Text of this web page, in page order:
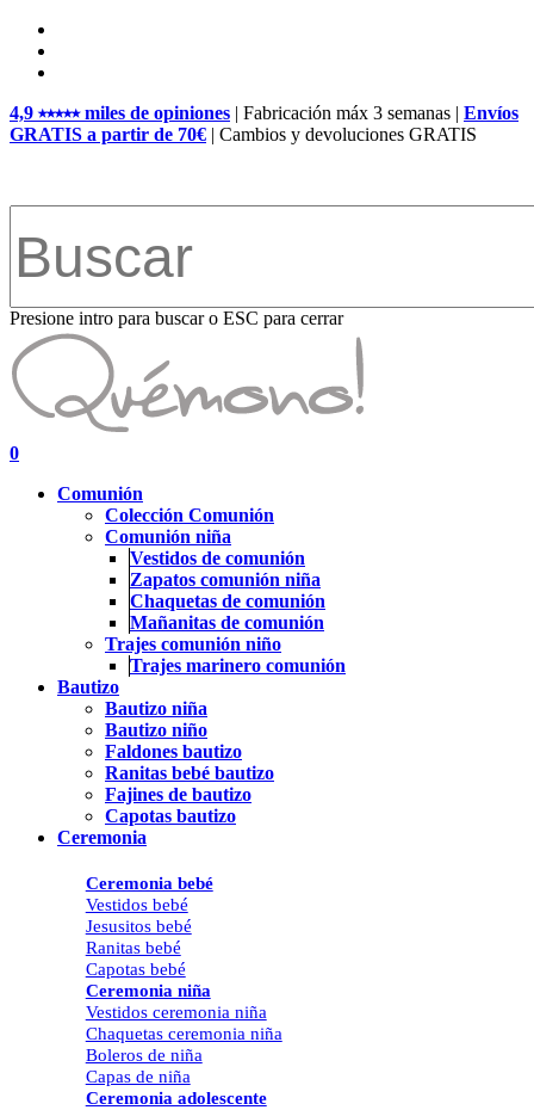
Skip
main
4,9 ⭑⭑⭑⭑⭑ miles de opiniones | Fabricación máx 3 semanas | Envíos
GRATIS a partir de 70€ | Cambios y devoluciones GRATIS
Presione intro para buscar o ESC para cerrar
Close
Search
search
account
0
Comunión
Colección Comunión
Comunión niña
Vestidos de comunión
Zapatos comunión niña
Chaquetas de comunión
Mañanitas de comunión
Trajes comunión niño
Trajes marinero comunión
Bautizo
Bautizo niña
Bautizo niño
Faldones bautizo
Ranitas bebé bautizo
Fajines de bautizo
Capotas bautizo
Ceremonia
Ceremonia bebé
Vestidos bebé
Jesusitos bebé
Ranitas bebé
Capotas bebé
Ceremonia niña
Vestidos ceremonia niña
Chaquetas ceremonia niña
Boleros de niña
Capas de niña
Ceremonia adolescente